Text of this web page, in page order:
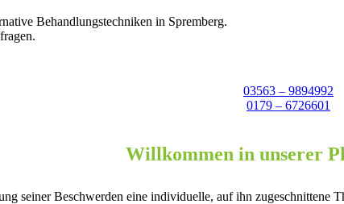
Behandlungstechniken in Spremberg.
03563 – 9894992
0179 – 6726601
Willkommen in unserer
seiner Beschwerden eine individuelle, auf ihn zugeschnittene